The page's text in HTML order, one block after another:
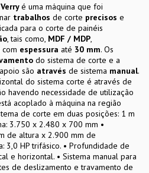
Verryé uma máquina que foi
trabalhos de corte precisos e
para o corte de painéis
, tais como, MDF / MDP,
com espessura até 30 mm. Os
do sistema de corte e a
são através de sistema manual.
do sistema corte é através de
havendo necessidade de utilização
acoplado à máquina na região
de corte em duas posições: 1 m
3.750 x 2.480 x 700 mm •
de altura x 2.900 mm de
3,0 HP trifásico. • Profundidade de
e horizontal. • Sistema manual para
de deslizamento e travamento de